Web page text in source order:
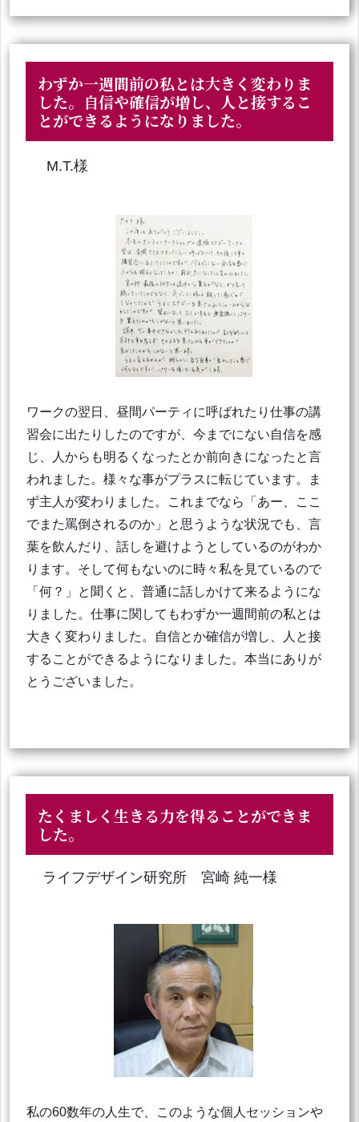
わずか一週間前の私とは大きく変わりま
した。自信や確信が増し、人と接するこ
とができるようになりました。
M.T.様
ワークの翌日、昼間パーティに呼ばれたり仕事の講
習会に出たりしたのですが、今までにない自信を感
じ、人からも明るくなったとか前向きになったと言
われました。様々な事がプラスに転じています。ま
ず主人が変わりました。これまでなら「あー、ここ
でまた罵倒されるのか」と思うような状況でも、言
葉を飲んだり、話しを避けようとしているのがわか
ります。そして何もないのに時々私を見ているので
「何？」と聞くと、普通に話しかけて来るようにな
りました。仕事に関してもわずか一週間前の私とは
大きく変わりました。自信とか確信が増し、人と接
することができるようになりました。本当にありが
とうございました。
たくましく生きる力を得ることができま
した。
ライフデザイン研究所 宮崎 純一様
私の60数年の人生で、このような個人セッションや